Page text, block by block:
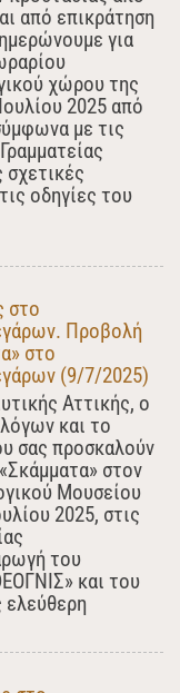
από επικράτηση
για
χώρου της
2025 από
με τις
σχετικές
οδηγίες του
στο
Προβολή
στο
(9/7/2025)
Αττικής, ο
και το
σας προσκαλούν
στον
Μουσείου
2025, στις
του
και του